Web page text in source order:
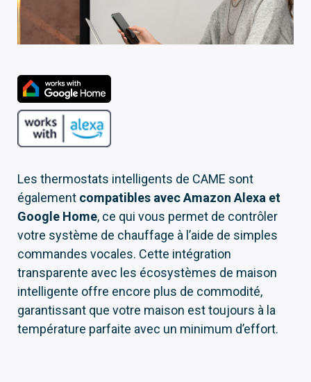
Les thermostats intelligents de CAME sont
également compatibles avec Amazon Alexa et
Google Home, ce qui vous permet de contrôler
votre système de chauffage à l’aide de simples
commandes vocales. Cette intégration
transparente avec les écosystèmes de maison
intelligente offre encore plus de commodité,
garantissant que votre maison est toujours à la
température parfaite avec un minimum d’effort.